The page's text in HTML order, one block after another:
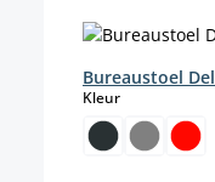
Bureaustoel
Kleurselect